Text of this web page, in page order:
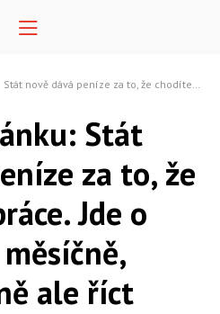
Stát nově dává peníze za to, že chodíte do práce. Jde o tisíce korun měsíčně, musíte si o ně ale říct
Stát
za to, že
Jde o
ale říct